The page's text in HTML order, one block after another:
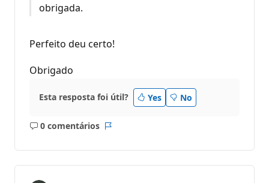
obrigada.
Perfeito deu certo!
Obrigado
Esta resposta foi útil? Yes No
0 comentários
Sem